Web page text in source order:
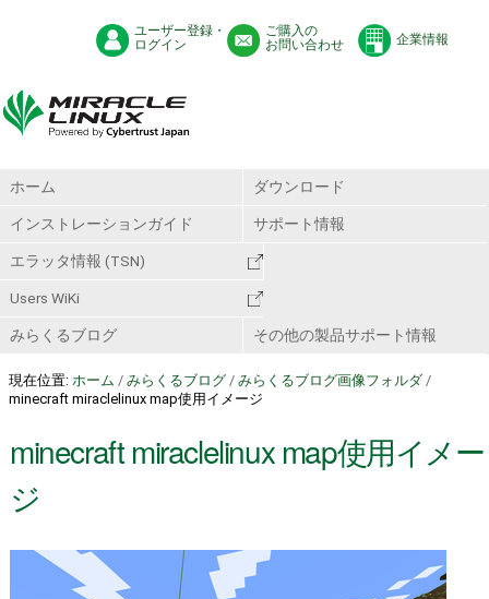
ユーザー登録・
ログイン
ご購入の
お問い合わせ
企業情報
ホーム ダウンロード
インストレーションガイド サポート情報
エラッタ情報 (TSN)
Users WiKi
みらくるブログ その他の製品サポート情報
現在位置: ホーム / みらくるブログ / みらくるブログ画像フォルダ /
minecraft miraclelinux map使用イメージ
minecraft miraclelinux map使用イメー
ジ